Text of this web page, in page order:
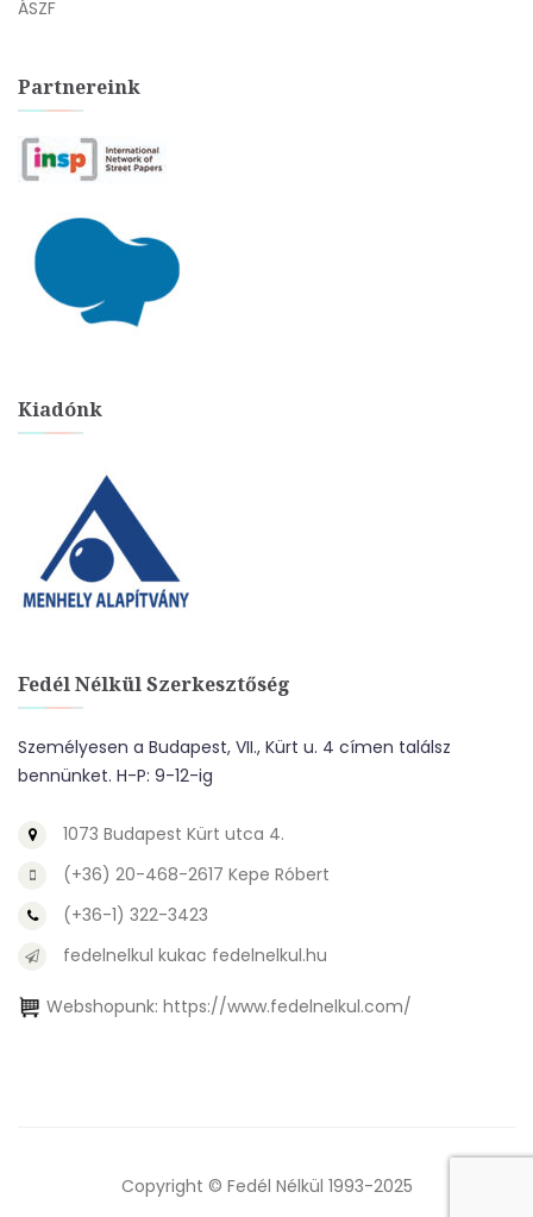
ÁSZF
Partnereink
Kiadónk
Fedél Nélkül Szerkesztőség
Személyesen a Budapest, VII., Kürt u. 4 címen találsz
bennünket. H-P: 9-12-ig
1073 Budapest Kürt utca 4.
(+36) 20-468-2617 Kepe Róbert
(+36-1) 322-3423
fedelnelkul kukac fedelnelkul.hu
Webshopunk: https://www.fedelnelkul.com/
Copyright © Fedél Nélkül 1993-2025